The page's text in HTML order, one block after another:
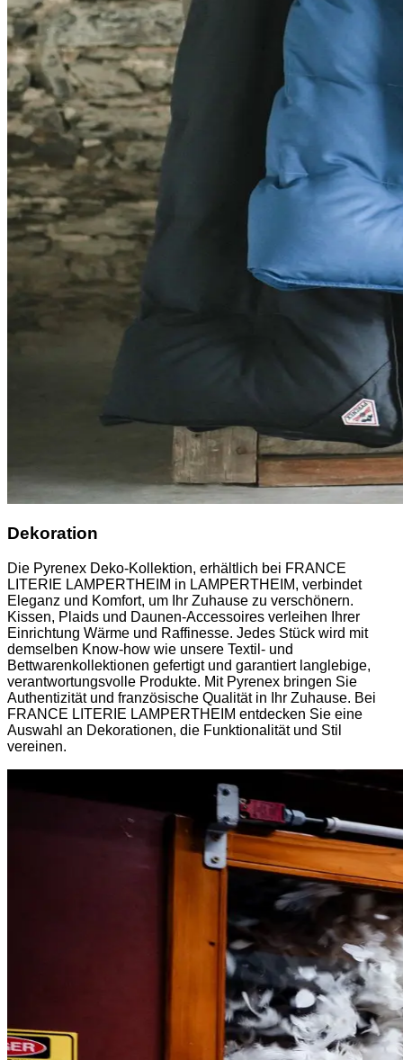
Dekoration
Die Pyrenex Deko-Kollektion, erhältlich bei FRANCE
LITERIE LAMPERTHEIM in LAMPERTHEIM, verbindet
Eleganz und Komfort, um Ihr Zuhause zu verschönern.
Kissen, Plaids und Daunen-Accessoires verleihen Ihrer
Einrichtung Wärme und Raffinesse. Jedes Stück wird mit
demselben Know-how wie unsere Textil- und
Bettwarenkollektionen gefertigt und garantiert langlebige,
verantwortungsvolle Produkte. Mit Pyrenex bringen Sie
Authentizität und französische Qualität in Ihr Zuhause. Bei
FRANCE LITERIE LAMPERTHEIM entdecken Sie eine
Auswahl an Dekorationen, die Funktionalität und Stil
vereinen.